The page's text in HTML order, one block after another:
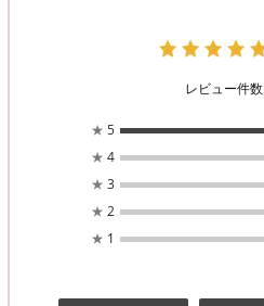
レビュー件
★ 5
★ 4
★ 3
★ 2
★ 1